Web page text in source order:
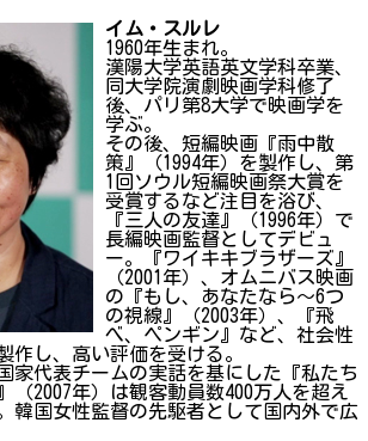
イム・スルレ
1960年生まれ。
漢陽大学英語英文学科卒業、
同大学院演劇映画学科修了
後、パリ第8大学で映画学を
学ぶ。
その後、短編映画『雨中散
策』（1994年）を製作し、第
1回ソウル短編映画祭大賞を
受賞するなど注目を浴び、
『三人の友達』（1996年）で
長編映画監督としてデビュ
ー。『ワイキキブラザーズ』
（2001年）、オムニバス映画
の『もし、あなたなら～6つ
の視線』（2003年）、『飛
べ、ペンギン』など、社会性
作し、高い評価を受ける。
家代表チームの実話を基にした『私たち
（2007年）は観客動員数400万人を超え
韓国女性監督の先駆者として国内外で広